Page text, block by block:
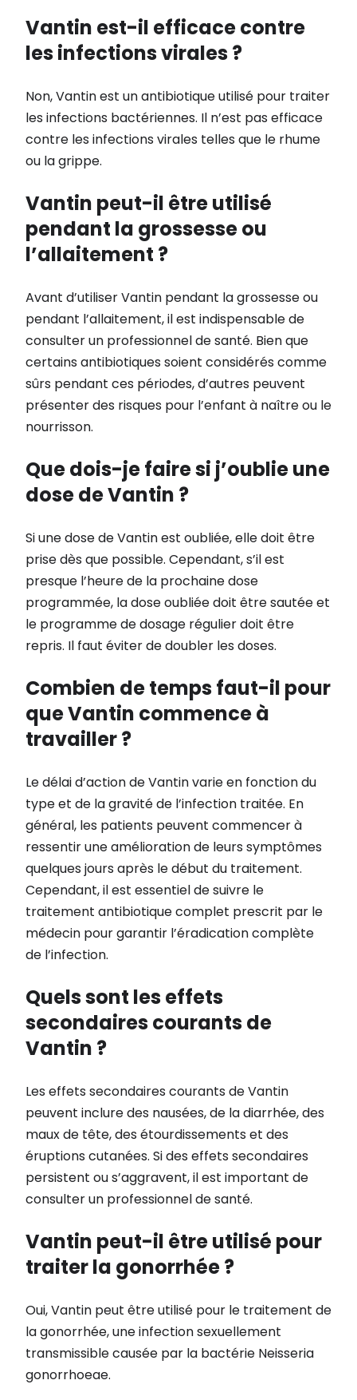
Vantin est-il efficace contre
les infections virales ?
Non, Vantin est un antibiotique utilisé pour traiter
les infections bactériennes. Il n’est pas efficace
contre les infections virales telles que le rhume
ou la grippe.
Vantin peut-il être utilisé
pendant la grossesse ou
l’allaitement ?
Avant d’utiliser Vantin pendant la grossesse ou
pendant l’allaitement, il est indispensable de
consulter un professionnel de santé. Bien que
certains antibiotiques soient considérés comme
sûrs pendant ces périodes, d’autres peuvent
présenter des risques pour l’enfant à naître ou le
nourrisson.
Que dois-je faire si j’oublie une
dose de Vantin ?
Si une dose de Vantin est oubliée, elle doit être
prise dès que possible. Cependant, s’il est
presque l’heure de la prochaine dose
programmée, la dose oubliée doit être sautée et
le programme de dosage régulier doit être
repris. Il faut éviter de doubler les doses.
Combien de temps faut-il pour
que Vantin commence à
travailler ?
Le délai d’action de Vantin varie en fonction du
type et de la gravité de l’infection traitée. En
général, les patients peuvent commencer à
ressentir une amélioration de leurs symptômes
quelques jours après le début du traitement.
Cependant, il est essentiel de suivre le
traitement antibiotique complet prescrit par le
médecin pour garantir l’éradication complète
de l’infection.
Quels sont les effets
secondaires courants de
Vantin ?
Les effets secondaires courants de Vantin
peuvent inclure des nausées, de la diarrhée, des
maux de tête, des étourdissements et des
éruptions cutanées. Si des effets secondaires
persistent ou s’aggravent, il est important de
consulter un professionnel de santé.
Vantin peut-il être utilisé pour
traiter la gonorrhée ?
Oui, Vantin peut être utilisé pour le traitement de
la gonorrhée, une infection sexuellement
transmissible causée par la bactérie Neisseria
gonorrhoeae.